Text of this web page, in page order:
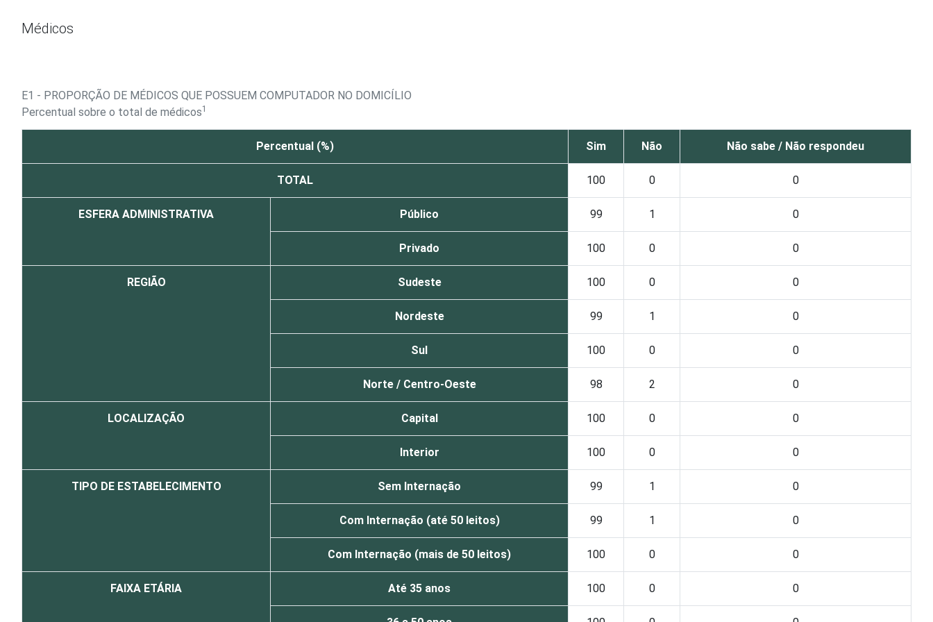
Médicos
E1 - PROPORÇÃO DE MÉDICOS QUE POSSUEM COMPUTADOR NO DOMICÍLIO
Percentual sobre o total de médicos1
Percentual (%) Sim Não Não sabe / Não respondeu
TOTAL 100 0 0
ESFERA ADMINISTRATIVA Público 99 1 0
Privado 100 0 0
REGIÃO Sudeste 100 0 0
Nordeste 99 1 0
Sul 100 0 0
Norte / Centro-Oeste 98 2 0
LOCALIZAÇÃO Capital 100 0 0
Interior 100 0 0
TIPO DE ESTABELECIMENTO Sem Internação 99 1 0
Com Internação (até 50 leitos) 99 1 0
Com Internação (mais de 50 leitos) 100 0 0
FAIXA ETÁRIA Até 35 anos 100 0 0